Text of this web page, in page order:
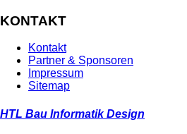
KONTAKT
Kontakt
Partner & Sponsoren
Impressum
Sitemap
HTL Bau Informatik Design